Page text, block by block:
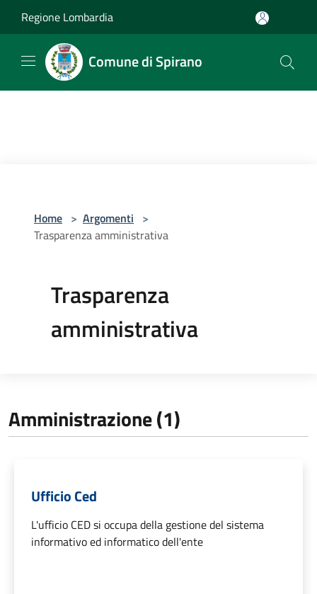
Regione Lombardia
Comune di Spirano
Home > Argomenti >
Trasparenza amministrativa
Trasparenza
amministrativa
Amministrazione (1)
Ufficio Ced
L'ufficio CED si occupa della gestione del sistema
informativo ed informatico dell'ente